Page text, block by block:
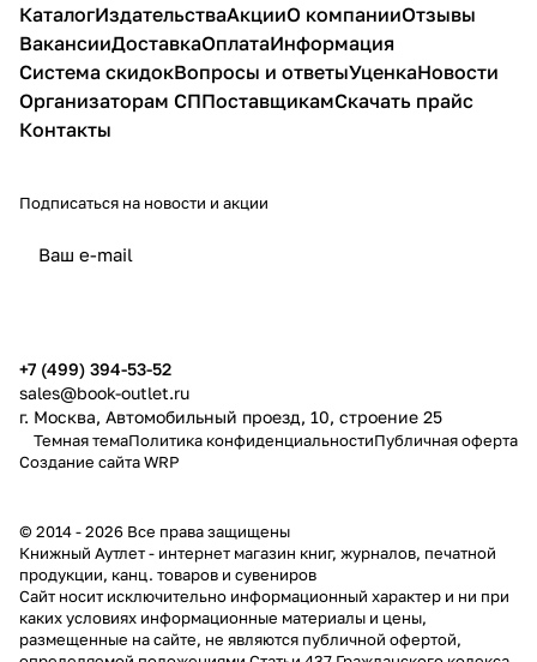
КаталогИздательстваАкцииО компанииОтзывы
ВакансииДоставкаОплатаИнформация
Система скидокВопросы и ответыУценкаНовости
Организаторам СППоставщикамСкачать прайс
Контакты
Подписаться на новости и акции
+7 (499) 394-53-52
sales@book-outlet.ru
г. Москва, Автомобильный проезд, 10, строение 25
Темная темаПолитика конфиденциальностиПубличная оферта
Создание сайтаWRP
© 2014 - 2026 Все права защищены
Книжный Аутлет - интернет магазин книг, журналов, печатной
продукции, канц. товаров и сувениров
Cайт носит исключительно информационный характер и ни при
каких условиях информационные материалы и цены,
размещенные на сайте, не являются публичной офертой,